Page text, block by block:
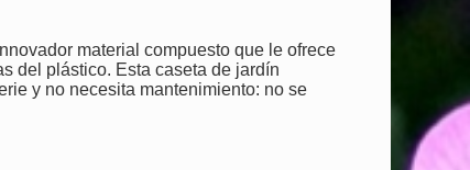
material compuesto que le ofrece
del plástico. Esta caseta de jardín
y no necesita mantenimiento: no se